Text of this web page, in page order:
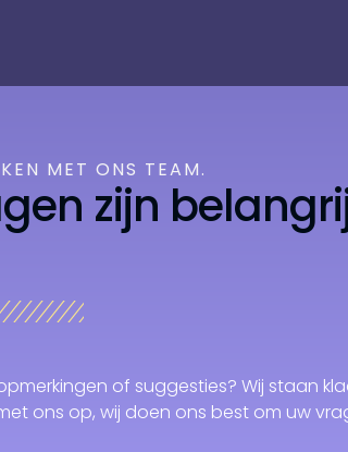
MET ONS TEAM.
zijn
of suggesties? Wij staan
ons op, wij doen ons best om uw